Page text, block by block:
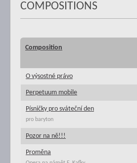
COMPOSITIONS
Composition
O výsostné právo
Perpetuum mobile
Písničky pro sváteční den
pro baryton
Pozor na ně!!!
Proměna